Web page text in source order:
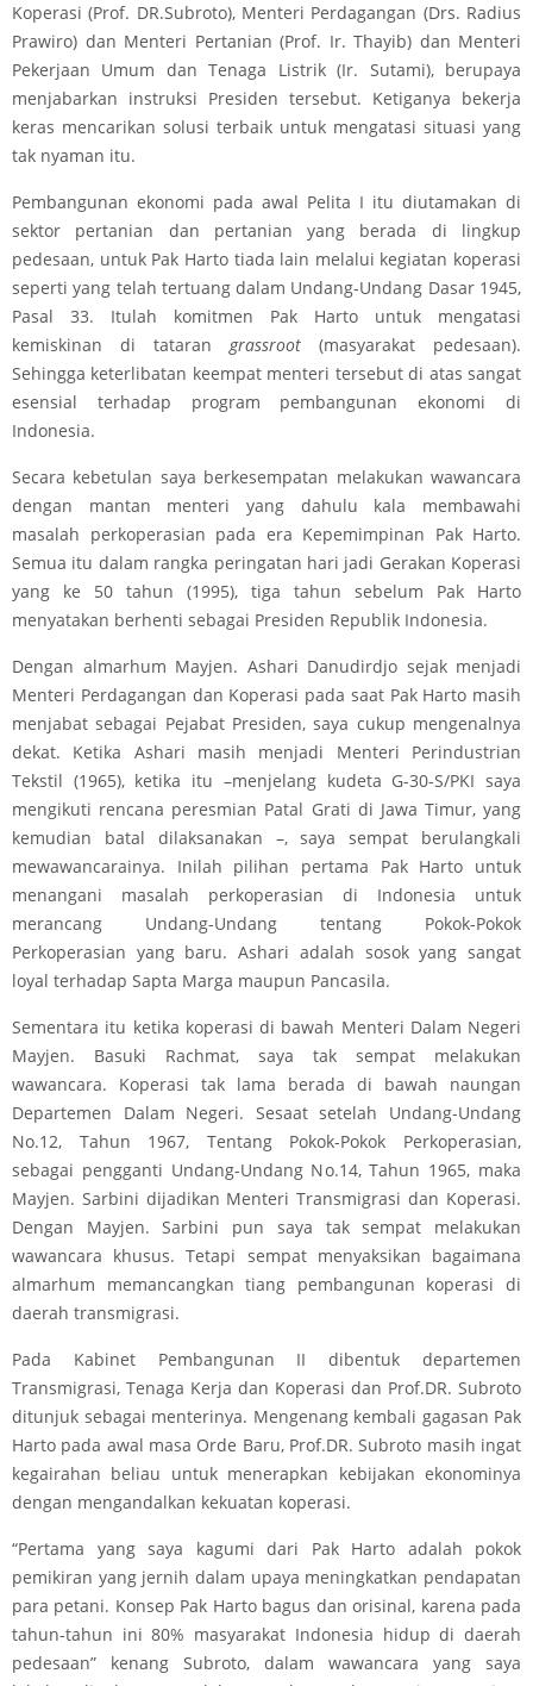
Koperasi (Prof. DR.Subroto), Menteri Perdagangan (Drs. Radius
Prawiro) dan Menteri Pertanian (Prof. Ir. Thayib) dan Menteri
Pekerjaan Umum dan Tenaga Listrik (Ir. Sutami), berupaya
menjabarkan instruksi Presiden tersebut. Ketiganya bekerja
keras mencarikan solusi terbaik untuk mengatasi situasi yang
tak nyaman itu.
Pembangunan ekonomi pada awal Pelita I itu diutamakan di
sektor pertanian dan pertanian yang berada di lingkup
pedesaan, untuk Pak Harto tiada lain melalui kegiatan koperasi
seperti yang telah tertuang dalam Undang-Undang Dasar 1945,
Pasal 33. Itulah komitmen Pak Harto untuk mengatasi
kemiskinan di tatarangrassroot (masyarakat pedesaan).
Sehingga keterlibatan keempat menteri tersebut di atas sangat
esensial terhadap program pembangunan ekonomi di
Indonesia.
Secara kebetulan saya berkesempatan melakukan wawancara
dengan mantan menteri yang dahulu kala membawahi
masalah perkoperasian pada era Kepemimpinan Pak Harto.
Semua itu dalam rangka peringatan hari jadi Gerakan Koperasi
yang ke 50 tahun (1995), tiga tahun sebelum Pak Harto
menyatakan berhenti sebagai Presiden Republik Indonesia.
Dengan almarhum Mayjen. Ashari Danudirdjo sejak menjadi
Menteri Perdagangan dan Koperasi pada saat Pak Harto masih
menjabat sebagai Pejabat Presiden, saya cukup mengenalnya
dekat. Ketika Ashari masih menjadi Menteri Perindustrian
Tekstil (1965), ketika itu –menjelang kudeta G-30-S/PKI saya
mengikuti rencana peresmian Patal Grati di Jawa Timur, yang
kemudian batal dilaksanakan –, saya sempat berulangkali
mewawancarainya. Inilah pilihan pertama Pak Harto untuk
menangani masalah perkoperasian di Indonesia untuk
merancang Undang-Undang tentang Pokok-Pokok
Perkoperasian yang baru. Ashari adalah sosok yang sangat
loyal terhadap Sapta Marga maupun Pancasila.
Sementara itu ketika koperasi di bawah Menteri Dalam Negeri
Mayjen. Basuki Rachmat, saya tak sempat melakukan
wawancara. Koperasi tak lama berada di bawah naungan
Departemen Dalam Negeri. Sesaat setelah Undang-Undang
No.12, Tahun 1967, Tentang Pokok-Pokok Perkoperasian,
sebagai pengganti Undang-Undang No.14, Tahun 1965, maka
Mayjen. Sarbini dijadikan Menteri Transmigrasi dan Koperasi.
Dengan Mayjen. Sarbini pun saya tak sempat melakukan
wawancara khusus. Tetapi sempat menyaksikan bagaimana
almarhum memancangkan tiang pembangunan koperasi di
daerah transmigrasi.
Pada Kabinet Pembangunan II dibentuk departemen
Transmigrasi, Tenaga Kerja dan Koperasi dan Prof.DR. Subroto
ditunjuk sebagai menterinya. Mengenang kembali gagasan Pak
Harto pada awal masa Orde Baru, Prof.DR. Subroto masih ingat
kegairahan beliau untuk menerapkan kebijakan ekonominya
dengan mengandalkan kekuatan koperasi.
“Pertama yang saya kagumi dari Pak Harto adalah pokok
pemikiran yang jernih dalam upaya meningkatkan pendapatan
para petani. Konsep Pak Harto bagus dan orisinal, karena pada
tahun-tahun ini 80% masyarakat Indonesia hidup di daerah
pedesaan” kenang Subroto, dalam wawancara yang saya